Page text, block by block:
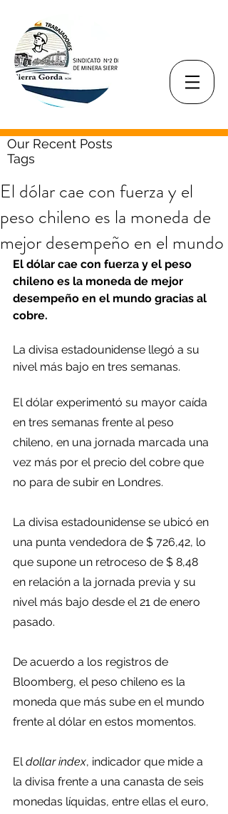
Our Recent Posts
Tags
El dólar cae con fuerza y el
peso chileno es la moneda de
mejor desempeño en el mundo
El dólar cae con fuerza y el peso
chileno es la moneda de mejor
desempeño en el mundo gracias al
cobre.
La divisa estadounidense llegó a su
nivel más bajo en tres semanas.
El dólar experimentó su mayor caída
en tres semanas frente al peso
chileno, en una jornada marcada una
vez más por el precio del cobre que
no para de subir en Londres.
La divisa estadounidense se ubicó en
una punta vendedora de $ 726,42, lo
que supone un retroceso de $ 8,48
en relación a la jornada previa y su
nivel más bajo desde el 21 de enero
pasado.
De acuerdo a los registros de
Bloomberg, el peso chileno es la
moneda que más sube en el mundo
frente al dólar en estos momentos.
El dollar index, indicador que mide a
la divisa frente a una canasta de seis
monedas líquidas, entre ellas el euro,